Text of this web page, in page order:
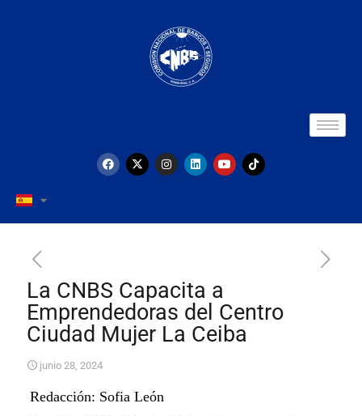
La CNBS Capacita a
Emprendedoras del Centro
Ciudad Mujer La Ceiba
junio 28, 2024
Redacción: Sofia León